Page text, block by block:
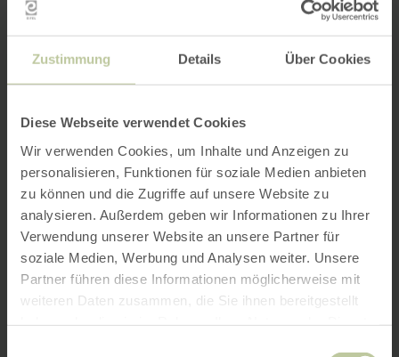
Zustimmung Details Über Cookies
Diese Webseite verwendet Cookies
Wir verwenden Cookies, um Inhalte und Anzeigen zu
personalisieren, Funktionen für soziale Medien anbieten
zu können und die Zugriffe auf unsere Website zu
analysieren. Außerdem geben wir Informationen zu Ihrer
Verwendung unserer Website an unsere Partner für
soziale Medien, Werbung und Analysen weiter. Unsere
Partner führen diese Informationen möglicherweise mit
weiteren Daten zusammen, die Sie ihnen bereitgestellt